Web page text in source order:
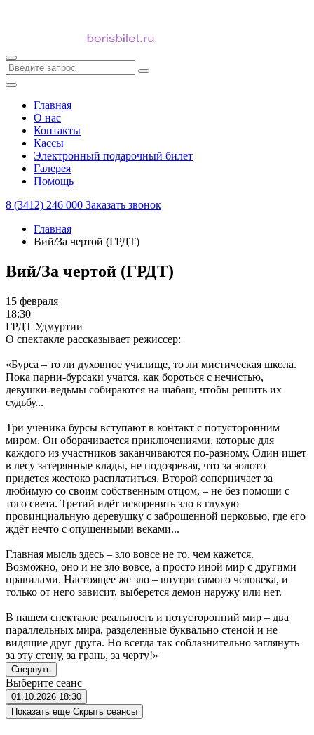
Главная
О нас
Контакты
Кассы
Электронный подарочный билет
Галерея
Помощь
8 (3412) 246 000 Заказать звонок
Главная
Вий/За чертой (ГРДТ)
Вий/За чертой (ГРДТ)
15 февраля
18:30
ГРДТ Удмуртии
О спектакле рассказывает режиссер:
«Бурса – то ли духовное училище, то ли мистическая школа.
Пока парни-бурсаки учатся, как бороться с нечистью,
девушки-ведьмы собираются на шабаш, чтобы решить их
судьбу...
Три ученика бурсы вступают в контакт с потусторонним
миром. Он оборачивается приключениями, которые для
каждого из участников заканчиваются по-разному. Один ищет
в лесу затерянные клады, не подозревая, что за золото
придется жестоко расплатиться. Второй соперничает за
любимую со своим собственным отцом, – не без помощи с
того света. Третий идёт искоренять зло в глухую
провинциальную деревушку с заброшенной церковью, где его
ждёт нечто с опущенными веками...
Главная мысль здесь – зло вовсе не то, чем кажется.
Возможно, оно и не зло вовсе, а просто иной мир с другими
правилами. Настоящее же зло – внутри самого человека, и
только от него зависит, выберется демон наружу или нет.
В нашем спектакле реальность и потусторонний мир – два
параллельных мира, разделенные буквально стеной и не
видящие друг друга. Но всегда так соблазнительно заглянуть
за эту стену, за грань, за черту!»
Свернуть
Выберите сеанс
01.10.2026 18:30
Показать еще Скрыть сеансы